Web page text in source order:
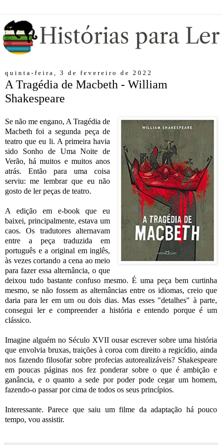
quinta-feira, 3 de fevereiro de 2022
A Tragédia de Macbeth - William
Shakespeare
Se não me engano, A Tragédia de
Macbeth foi a segunda peça de
teatro que eu li. A primeira havia
sido Sonho de Uma Noite de
Verão, há muitos e muitos anos
atrás. Então para uma coisa
serviu: me lembrar que eu não
gosto de ler peças de teatro.
A edição em e-book que eu
baixei, principalmente, estava um
caos. Os tradutores alternavam
entre a peça traduzida em
português e a original em inglês,
às vezes cortando a cena ao meio
para fazer essa alternância, o que
deixou tudo bastante confuso mesmo. É uma peça bem curtinha
mesmo, se não fossem as alternâncias entre os idiomas, creio que
daria para ler em um ou dois dias. Mas esses "detalhes" à parte,
consegui ler e compreender a história e entendo porque é um
clássico.
Imagine alguém no Século XVII ousar escrever sobre uma história
que envolvia bruxas, traições à coroa com direito a regicídio, ainda
nos fazendo filosofar sobre profecias autorealizáveis? Shakespeare
em poucas páginas nos fez ponderar sobre o que é ambição e
ganância, e o quanto a sede por poder pode cegar um homem,
fazendo-o passar por cima de todos os seus princípios.
Interessante. Parece que saiu um filme da adaptação há pouco
tempo, vou assistir.